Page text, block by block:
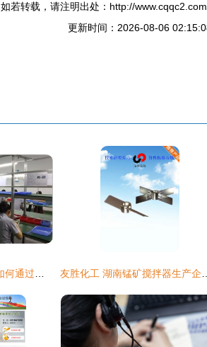
如若转载，请注明出处：http://
更新时间：2026-08-06